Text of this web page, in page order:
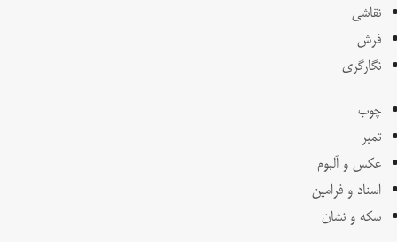
نقاشی
فرش
نگارگری
چوب
تمبر
عکس و آلبوم
اسناد و فرامین
سکه و نشان